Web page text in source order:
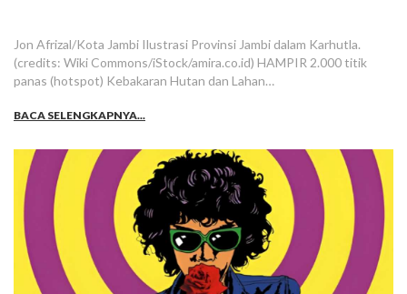
Jon Afrizal/Kota Jambi Ilustrasi Provinsi Jambi dalam Karhutla.
(credits: Wiki Commons/iStock/amira.co.id) HAMPIR 2.000 titik
panas (hotspot) Kebakaran Hutan dan Lahan…
BACA SELENGKAPNYA...